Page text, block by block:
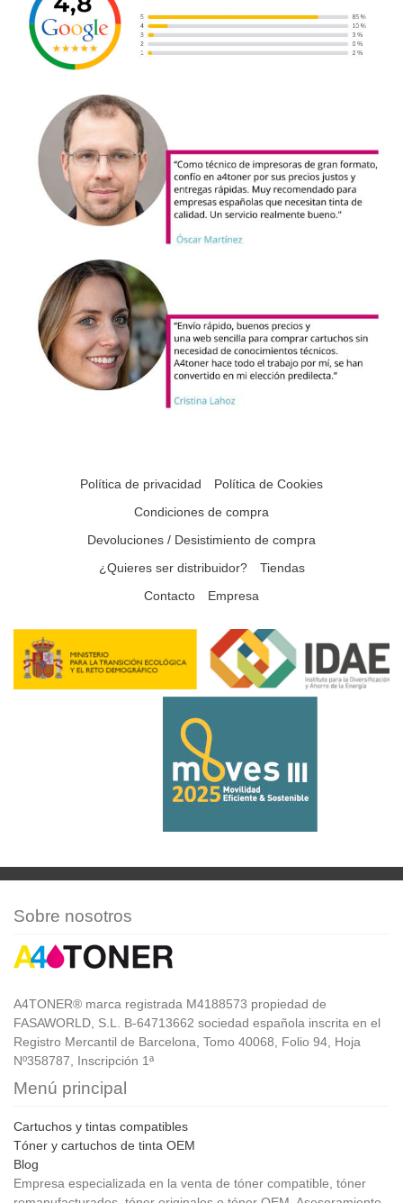
Política de privacidad
Política de Cookies
Condiciones de compra
Devoluciones / Desistimiento de compra
¿Quieres ser distribuidor?
Tiendas
Contacto
Empresa
Sobre nosotros
A4TONER® marca registrada M4188573 propiedad de
FASAWORLD, S.L. B-64713662 sociedad española inscrita en el
Registro Mercantil de Barcelona, Tomo 40068, Folio 94, Hoja
Nº358787, Inscripción 1ª
Menú principal
Cartuchos y tintas compatibles
Tóner y cartuchos de tinta OEM
Blog
Empresa especializada en la venta de tóner compatible, tóner